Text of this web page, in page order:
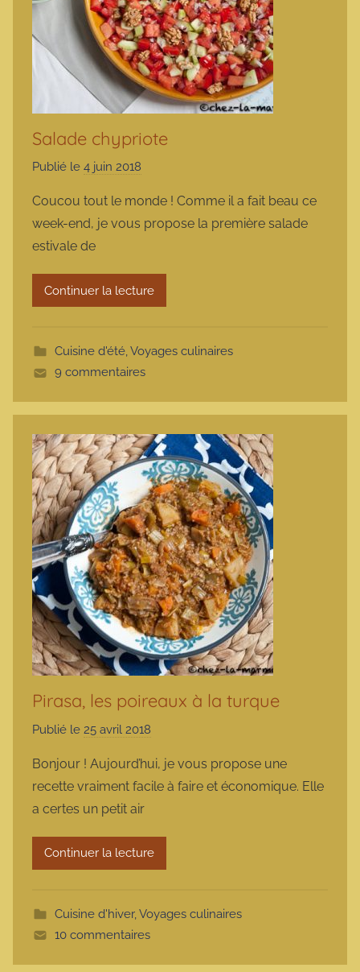
Salade chypriote
Publié le 4 juin 2018
r
m
r
m
t
e
Coucou tout le monde ! Comme il a fait beau ce
week-end, je vous propose la première salade
estivale de
Continuer la lecture
Cuisine d'été,Voyages culinaires
9 commentaires
Pirasa, les poireaux à la turque
Publié le 25 avril 2018
r
m
r
m
t
Bonjour ! Aujourd’hui, je vous propose une
recette vraiment facile à faire et économique. Elle
a certes un petit air
Continuer la lecture
Cuisine d'hiver,Voyages culinaires
10 commentaires